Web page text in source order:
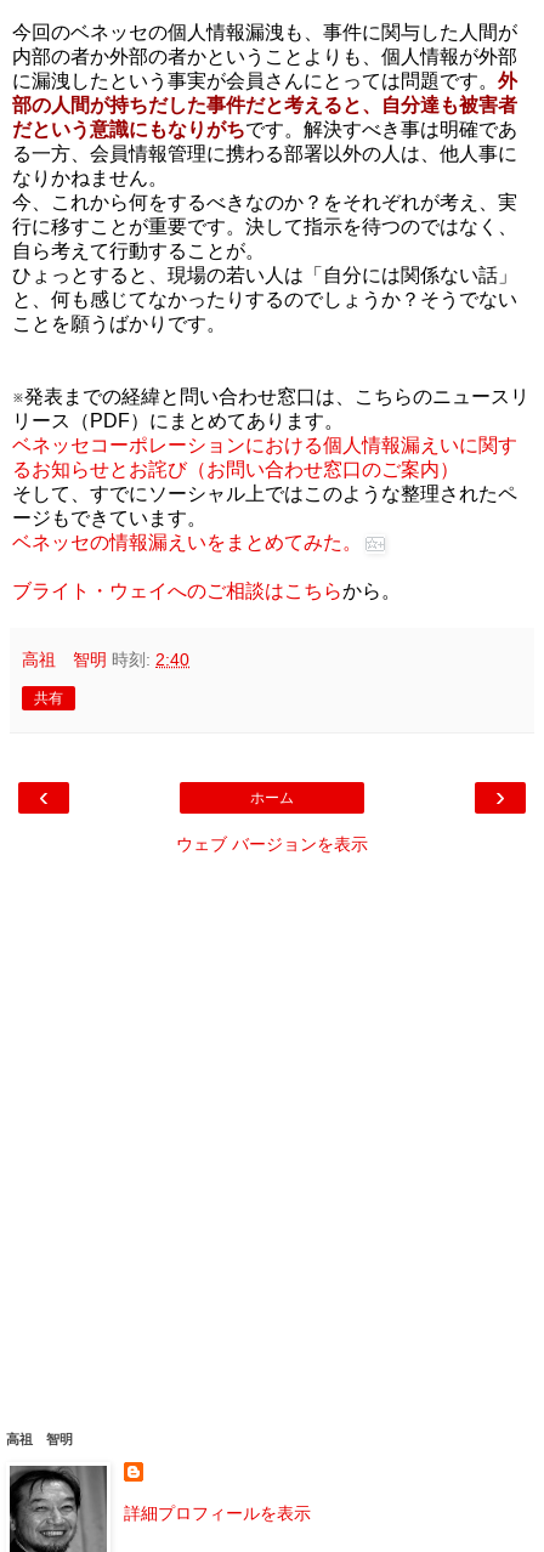
今回のベネッセの個人情報漏洩も、事件に関与した人間が
内部の者か外部の者かということよりも、個人情報が外部
に漏洩したという事実が会員さんにとっては問題です。 外
部の人間が持ちだした事件だと考えると、自分達も被害者
だという意識にもなりがちです。解決すべき事は明確であ
る一方、会員情報管理に携わる部署以外の人は、他人事に
なりかねません。
今、これから何をするべきなのか？をそれぞれが考え、実
行に移すことが重要です。決して指示を待つのではなく、
自ら考えて行動することが。
ひょっとすると、現場の若い人は「自分には関係ない話」
と、何も感じてなかったりするのでしょうか？そうでない
ことを願うばかりです。
※発表までの経緯と問い合わせ窓口は、こちらのニュースリ
リース（PDF）にまとめてあります。
ベネッセコーポレーションにおける個人情報漏えいに関す
るお知らせとお詫び（お問い合わせ窓口のご案内）
そして、すでにソーシャル上ではこのような整理されたペ
ージもできています。
ベネッセの情報漏えいをまとめてみた。
ブライト・ウェイへのご相談はこちらから。
高祖 智明 時刻: 2:40
共有
‹ ›
ホーム
ウェブ バージョンを表示
高祖 智明
詳細プロフィールを表示